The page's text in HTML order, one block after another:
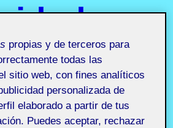
aula 4
propias y de terceros para
todas las
sitio web, con fines analíticos
personalizada de
elaborado a partir de tus
Puedes aceptar, rechazar